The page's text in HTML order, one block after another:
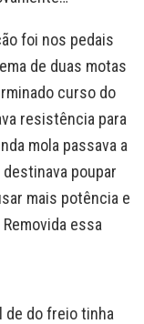
foi nos pedais
de duas motas
curso do
resistência para
mola passava a
poupar
mais potência e
essa
de do freio tinha